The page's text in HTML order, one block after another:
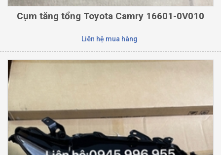
Cụm tăng tổng Toyota Camry 16601-0V010
Liên hệ mua hàng